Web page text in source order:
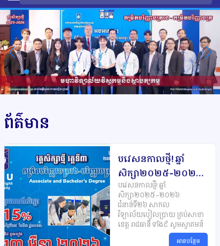
ព័ត៌មាន
បវេសនកាលថ្មី!ឆ្នាំ
សិក្សា២០២៥-២០២៦
ជំនាន់ទី២៦សាកល
វិទ្យាល័យបៀលប្រាយ
គ្រប់សាខាខេត្តរាជធានី
ទាំង៩សូមស្វាគមន៍
បវេសនកាលថ្មី! ឆ្នាំ
សិក្សា២០២៥-២០២៦
ជំនាន់ទី២៦ សាកល
វិទ្យាល័យបៀលប្រាយ គ្រប់សាខា
ខេត្ត រាជធានី ទាំង៩ សូមស្វាគមន៍
អានបន្ថែម